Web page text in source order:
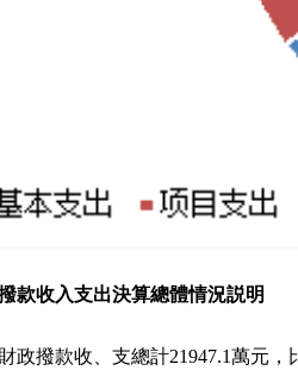
款收入支出決算總體情況説明
政撥款收、支總計21947.1萬元